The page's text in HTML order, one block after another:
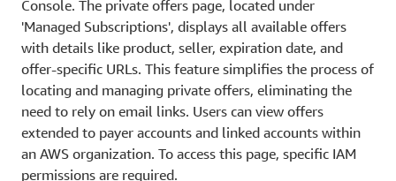
Console. The private offers page, located under
'Managed Subscriptions', displays all available offers
with details like product, seller, expiration date, and
offer-specific URLs. This feature simplifies the process of
locating and managing private offers, eliminating the
need to rely on email links. Users can view offers
extended to payer accounts and linked accounts within
an AWS organization. To access this page, specific IAM
permissions are required.